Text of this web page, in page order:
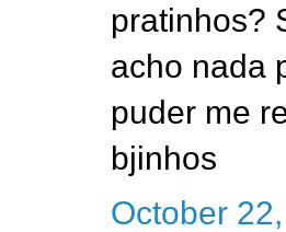
pratinhos?
acho nada
puder me
bjinhos
October